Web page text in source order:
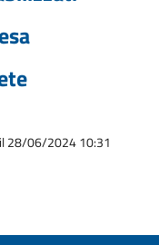
28/06/2024 10:31